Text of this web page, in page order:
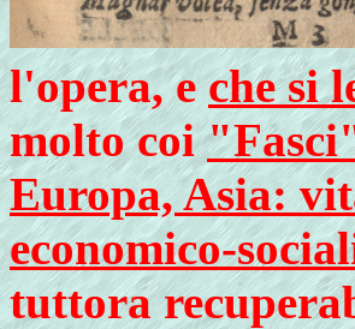
l'opera, eche si
molto coi
Europa, Asia:
economico-
tuttora